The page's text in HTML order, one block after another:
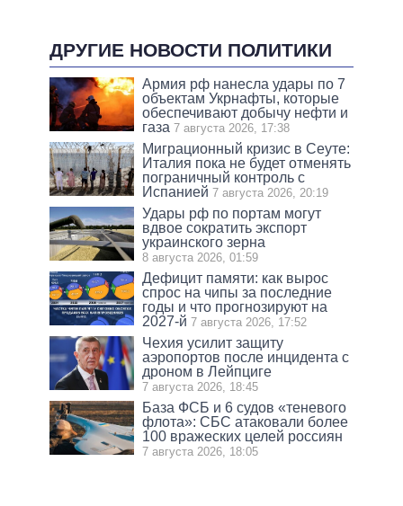
ДРУГИЕ НОВОСТИ ПОЛИТИКИ
Армия рф нанесла удары по 7
объектам Укрнафты, которые
обеспечивают добычу нефти и
газа 7 августа 2026, 17:38
Миграционный кризис в Сеуте:
Италия пока не будет отменять
пограничный контроль с
Испанией 7 августа 2026, 20:19
Удары рф по портам могут
вдвое сократить экспорт
украинского зерна
8 августа 2026, 01:59
Дефицит памяти: как вырос
спрос на чипы за последние
годы и что прогнозируют на
2027-й 7 августа 2026, 17:52
Чехия усилит защиту
аэропортов после инцидента с
дроном в Лейпциге
7 августа 2026, 18:45
База ФСБ и 6 судов «теневого
флота»: СБС атаковали более
100 вражеских целей россиян
7 августа 2026, 18:05